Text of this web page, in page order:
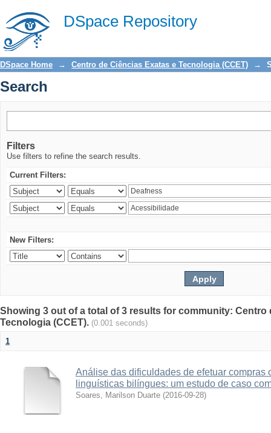
DSpace Repository
Search
DSpace Home → Centro de Ciências Exatas e Tecnologia (CCET) →
Search
Filters
Use filters to refine the search results.
Current Filters:
New Filters:
Showing 3 out of a total of 3 results for community: Centro
Tecnologia (CCET). (0.001 seconds)
1
Análise das dificuldades de efetuar compras
linguísticas bilíngues: um estudo de caso
Soares, Marilson Duarte (2016-09-28)